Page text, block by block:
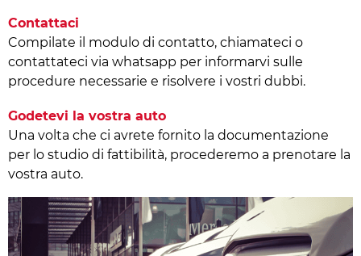
Contattaci
Compilate il modulo di contatto, chiamateci o
contattateci via whatsapp per informarvi sulle
procedure necessarie e risolvere i vostri dubbi.
Godetevi la vostra auto
Una volta che ci avrete fornito la documentazione
per lo studio di fattibilità, procederemo a prenotare la
vostra auto.